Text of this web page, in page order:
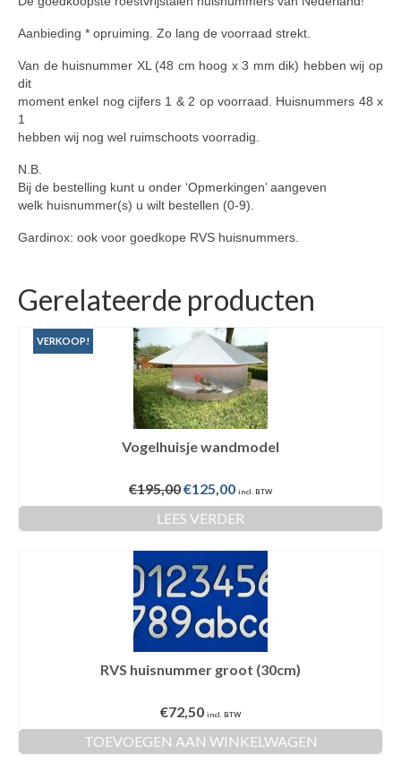
Aanbieding * opruiming. Zo lang de voorraad strekt.
Van de huisnummer XL (48 cm hoog x 3 mm dik) hebben wij op
dit
moment enkel nog cijfers 1 & 2 op voorraad. Huisnummers 48 x
1
hebben wij nog wel ruimschoots voorradig.
N.B.
Bij de bestelling kunt u onder ‘Opmerkingen’ aangeven
welk huisnummer(s) u wilt bestellen (0-9).
Gardinox: ook voor goedkope RVS huisnummers.
Gerelateerde producten
VERKOOP!
Vogelhuisje wandmodel
€195,00Oorspronkelijke
prijs
was:
€125,00Huidige
prijs
is:
incl. BTW
LEES VERDER
RVS huisnummer groot (30cm)
€72,50 incl. BTW
TOEVOEGEN AAN WINKELWAGEN